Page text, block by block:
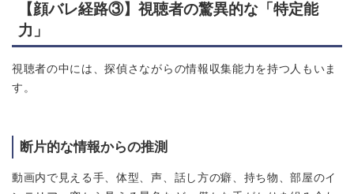
【顔バレ経路③】 視聴者の驚異的な「特定能
力」
視聴者の中には、探偵さながらの情報収集能力を持つ人もいま
す。
断片的な情報からの推測
動画内で見える手、体型、声、話し方の癖、持ち物、部屋のイ